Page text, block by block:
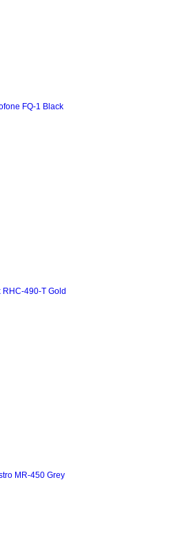
FQ-1 Black
RHC-490-T Gold
MR-450 Grey